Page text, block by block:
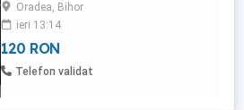
Oradea, Bihor
ieri 13:14
120 RON
Telefon validat